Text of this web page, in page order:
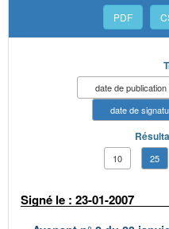
PDF
date de publication
date de
10 25
Signé le : 23-01-2007